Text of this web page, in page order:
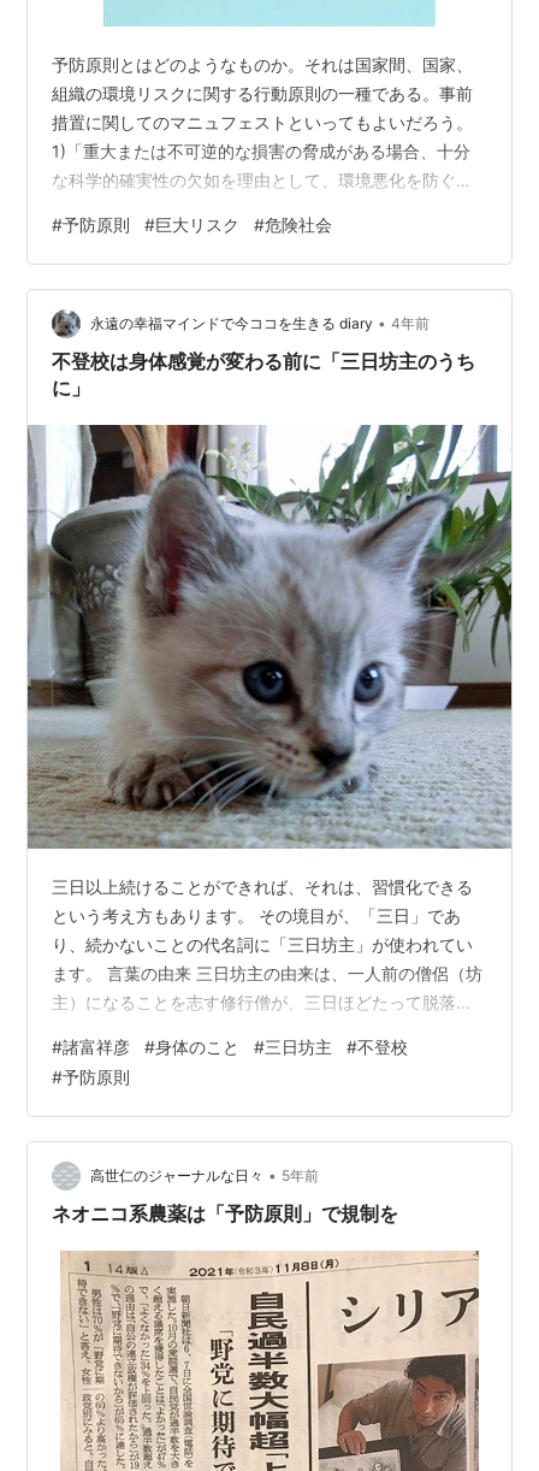
予防原則とはどのようなものか。それは国家間、国家、
組織の環境リスクに関する行動原則の一種である。事前
措置に関してのマニュフェストといってもよいだろう。
1)「重大または不可逆的な損害の脅成がある場合、十分
な科学的確実性の欠如を理由として、環境悪化を防ぐ措
「重大または不可逆的な損害の脅威がある場合、十分な
科学的確実性の欠如を理由として、環境悪化を防ぐ費用
対効果の高い措置を先送りすべきでない」(1992) リオ宣
言 3)「気候変動に対処するための政策と措置は可能なか
ぎり最少の費用で世界の便益を確保できるように費用対
効果の高いものであるべき…
#予防原則 #巨大リスク #危険社会
永遠の幸福マインドで今ココを生きる diary • 4年前
不登校は身体感覚が変わる前に「三日坊主のうち
に」
三日以上続けることができれば、それは、習慣化できる
という考え方もあります。 その境目が、「三日」であ
り、続かないことの代名詞に「三日坊主」が使われてい
ます。 言葉の由来 三日坊主の由来は、一人前の僧侶（坊
主）になることを志す修行僧が、三日ほどたって脱落し
たとされています。 僧侶の修業は時に過酷であり、中途
半端な気持ちでは続けられません。 dime.jp 非常にシン
プルに考えれば「ヤル」が「ヤラナイ」を上回れば、続
けられるのです。 それは、「楽しめる」とか「興味があ
る」など、「辛さ」を上回る何かを感じられるかどうか
にかかっても居ます。 生活は、習…
#諸富祥彦 #身体のこと #三日坊主 #不登校
#予防原則
高世仁のジャーナルな日々 • 5年前
ネオニコ系農薬は「予防原則」で規制を